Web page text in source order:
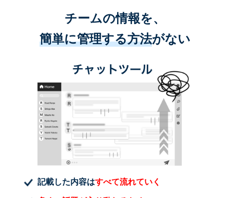
チームの情報を、
簡単に管理する方法がない
記載した内容はすべて流れていく